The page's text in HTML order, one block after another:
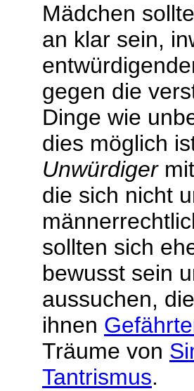
Mädchen
an klar sein,
gegen die
Dinge wie
dies möglich
Unwürdigermit
die sich nicht
sollten sich
bewusst sein
aussuchen,
ihnen
Träume von
Tantrismus.